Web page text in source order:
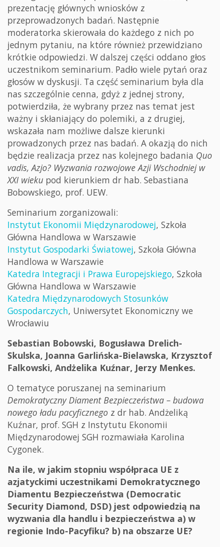
prezentację głównych wniosków z
przeprowadzonych badań. Następnie
moderatorka skierowała do każdego z nich po
jednym pytaniu, na które również przewidziano
krótkie odpowiedzi. W dalszej części oddano głos
uczestnikom seminarium. Padło wiele pytań oraz
głosów w dyskusji. Ta część seminarium była dla
nas szczególnie cenna, gdyż z jednej strony,
potwierdziła, że wybrany przez nas temat jest
ważny i skłaniający do polemiki, a z drugiej,
wskazała nam możliwe dalsze kierunki
prowadzonych przez nas badań. A okazją do nich
będzie realizacja przez nas kolejnego badania Quo
vadis, Azjo? Wyzwania rozwojowe Azji Wschodniej w
XXI wieku pod kierunkiem dr hab. Sebastiana
Bobowskiego, prof. UEW.
Seminarium zorganizowali:
Instytut Ekonomii Międzynarodowej, Szkoła
Główna Handlowa w Warszawie
Instytut Gospodarki Światowej, Szkoła Główna
Handlowa w Warszawie
Katedra Integracji i Prawa Europejskiego, Szkoła
Główna Handlowa w Warszawie
Katedra Międzynarodowych Stosunków
Gospodarczych, Uniwersytet Ekonomiczny we
Wrocławiu
Sebastian Bobowski, Bogusława Drelich-
Skulska, Joanna Garlińska-Bielawska, Krzysztof
Falkowski, Andżelika Kuźnar, Jerzy Menkes.
O tematyce poruszanej na seminarium
Demokratyczny Diament Bezpieczeństwa – budowa
nowego ładu pacyficznego z dr hab. Andżeliką
Kuźnar, prof. SGH z Instytutu Ekonomii
Międzynarodowej SGH rozmawiała Karolina
Cygonek.
Na ile, w jakim stopniu współpraca UE z
azjatyckimi uczestnikami Demokratycznego
Diamentu Bezpieczeństwa (Democratic
Security Diamond, DSD) jest odpowiedzią na
wyzwania dla handlu i bezpieczeństwa a) w
regionie Indo-Pacyfiku? b) na obszarze UE?